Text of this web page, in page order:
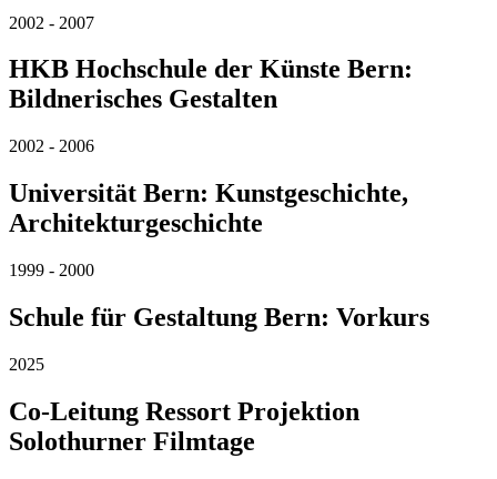
2002 - 2007
HKB Hochschule der Künste Bern:
Bildnerisches Gestalten
2002 - 2006
Universität Bern: Kunstgeschichte,
Architekturgeschichte
1999 - 2000
Schule für Gestaltung Bern: Vorkurs
2025
Co-Leitung Ressort Projektion
Solothurner Filmtage